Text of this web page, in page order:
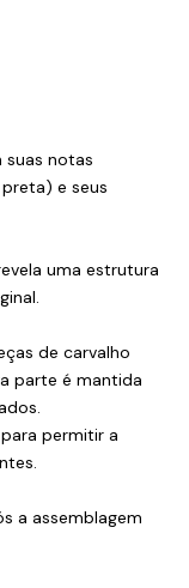
suas notas
e seus
uma estrutura
de carvalho
parte é mantida
permitir a
a assemblagem